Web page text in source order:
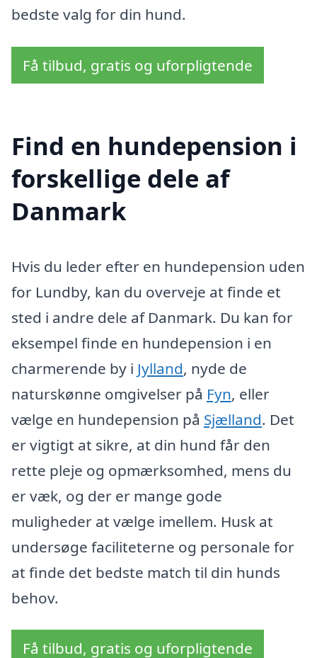
bedste valg for din hund.
Få tilbud, gratis og uforpligtende
Find en hundepension i
forskellige dele af
Danmark
Hvis du leder efter en hundepension uden
for Lundby, kan du overveje at finde et
sted i andre dele af Danmark. Du kan for
eksempel finde en hundepension i en
charmerende by i Jylland, nyde de
naturskønne omgivelser på Fyn, eller
vælge en hundepension på Sjælland. Det
er vigtigt at sikre, at din hund får den
rette pleje og opmærksomhed, mens du
er væk, og der er mange gode
muligheder at vælge imellem. Husk at
undersøge faciliteterne og personale for
at finde det bedste match til din hunds
behov.
Få tilbud, gratis og uforpligtende